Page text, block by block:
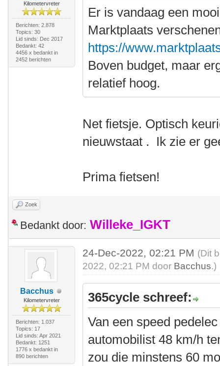
Kilometervreter
Berichten: 2.878
Topics: 30
Lid sinds: Dec 2017
Bedankt: 42
4456 x bedankt in
2452 berichten
Er is vandaag een
Marktplaats
https://
Boven budget, maar
relatief hoog.
Net fietsje. Optisch
nieuwstaat . Ik zie er
Prima fietsen!
Zoek
Bedankt door: Willeke_IGKT
Bacchus
Kilometervreter
Berichten: 1.037
Topics: 17
Lid sinds: Apr 2021
Bedankt: 1251
1776 x bedankt in
890 berichten
24-Dec-2022, 02:21 PM (Dit
2022, 02:21 PM door Bacchus.)
365cycle schreef:
Van een speed
automobilist 48 km/h
zou die minstens 60